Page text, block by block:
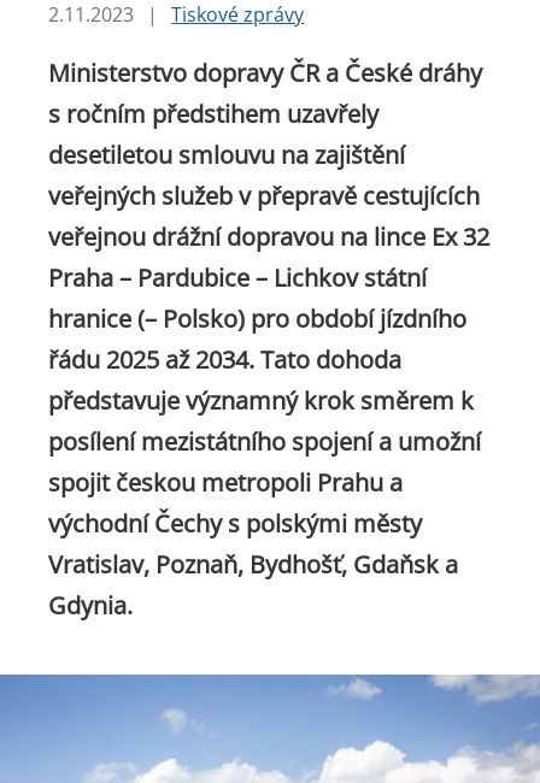
2.11.2023 | Tiskové zprávy
Ministerstvo dopravy ČR a České dráhy
s ročním předstihem uzavřely
desetiletou smlouvu na zajištění
veřejných služeb v přepravě cestujících
veřejnou drážní dopravou na lince Ex 32
Praha – Pardubice – Lichkov státní
hranice (– Polsko) pro období jízdního
řádu 2025 až 2034. Tato dohoda
představuje významný krok směrem k
posílení mezistátního spojení a umožní
spojit českou metropoli Prahu a
východní Čechy s polskými městy
Vratislav, Poznaň, Bydhošť, Gdaňsk a
Gdynia.